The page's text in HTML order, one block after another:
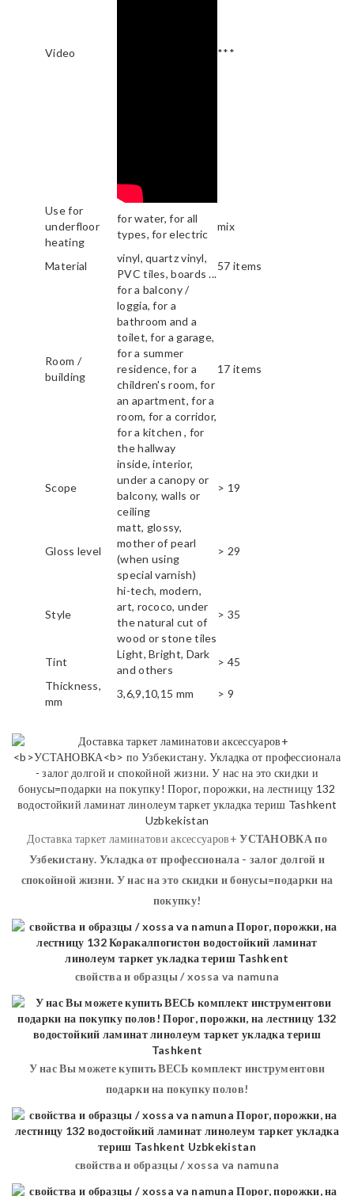
Video ***
Use for
underfloor
heating
for water, for all
types, for electric
mix
Material
vinyl, quartz vinyl,
PVC tiles, boards ...
57 items
Room /
building
for a balcony /
loggia, for a
bathroom and a
toilet, for a garage,
for a summer
residence, for a
children's room, for
an apartment, for a
room, for a corridor,
for a kitchen , for
the hallway
17 items
Scope
inside, interior,
under a canopy or
balcony, walls or
ceiling
> 19
Gloss level
matt, glossy,
mother of pearl
(when using
special varnish)
> 29
Style
hi-tech, modern,
art, rococo, under
the natural cut of
wood or stone tiles
> 35
Tint
Light, Bright, Dark
and others
> 45
Thickness,
mm
3,6,9,10,15 mm > 9
Доставка таркет ламинатови аксессуаров+УСТАНОВКАпо
Узбекистану. Укладка от профессионала - залог долгой и
спокойной жизни. У нас на это скидки и бонусы=подарки на
покупку!
свойства и образцы / xossa va namuna
У нас Вы можете купить ВЕСЬ комплект инструментови
подарки на покупку полов!
свойства и образцы / xossa va namuna